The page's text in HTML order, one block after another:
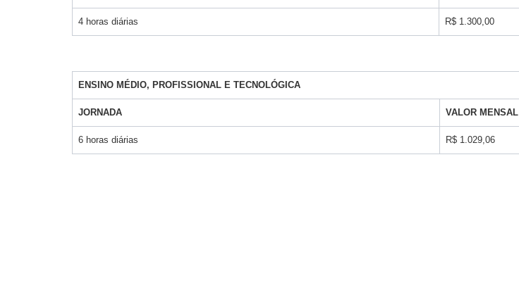
4 horas diárias R$ 1.300,00
ENSINO MÉDIO, PROFISSIONAL E TECNOLÓGICA
JORNADA VALOR MENSAL
6 horas diárias R$ 1.029,06